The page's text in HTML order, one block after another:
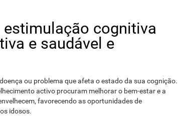
cognitiva
e saudável e
ou problema que afeta o estado da sua cognição.
activo procuram melhorar o bem-estar e a
favorecendo as oportunidades de
idosos.